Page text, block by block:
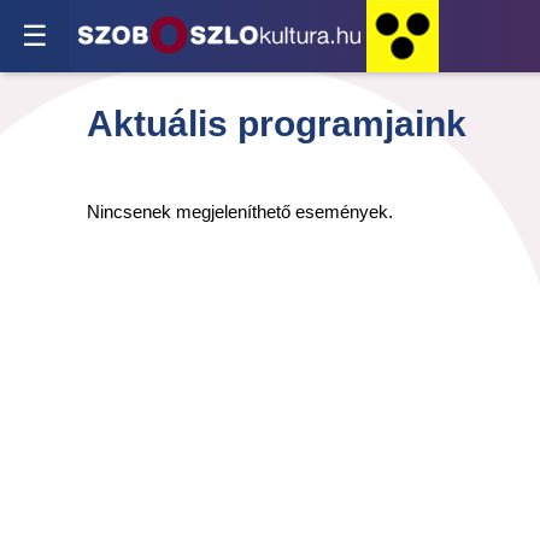
☰
Aktuális programjaink
Nincsenek megjeleníthető események.